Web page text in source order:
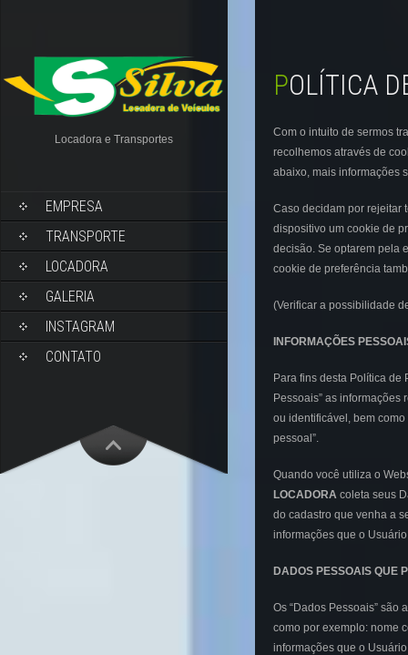
Locadora e Transportes
EMPRESA
TRANSPORTE
LOCADORA
GALERIA
INSTAGRAM
CONTATO
POLÍTICA
Com o intuito de sermos
recolhemos através de
abaixo, mais informações
Caso decidam por rejeitar
dispositivo um cookie de
decisão. Se optarem pela
cookie de preferência
(Verificar a possibilidade
INFORMAÇÕES
Para fins desta Política de
Pessoais” as
ou identificável, bem
pessoal”.
Quando você utiliza o
LOCADORA coleta seus
do cadastro que venha a
informações que o
DADOS PESSOAIS QUE
Os “Dados Pessoais” são
como por exemplo: nome
informações que o